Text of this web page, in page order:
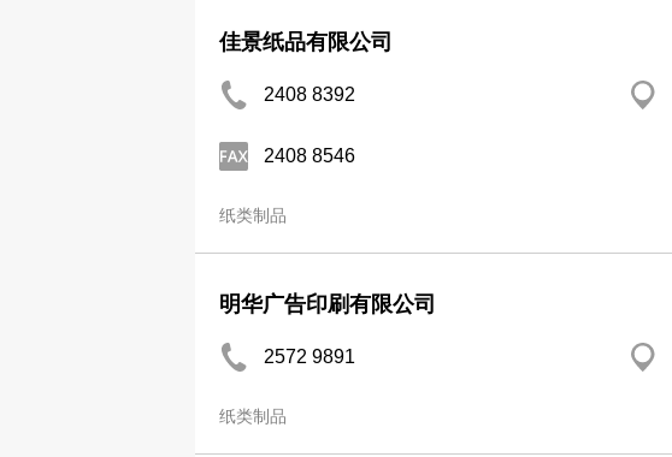
佳景纸品有限公司
2408 8392
2408 8546
纸类制品
明华广告印刷有限公司
2572 9891
纸类制品